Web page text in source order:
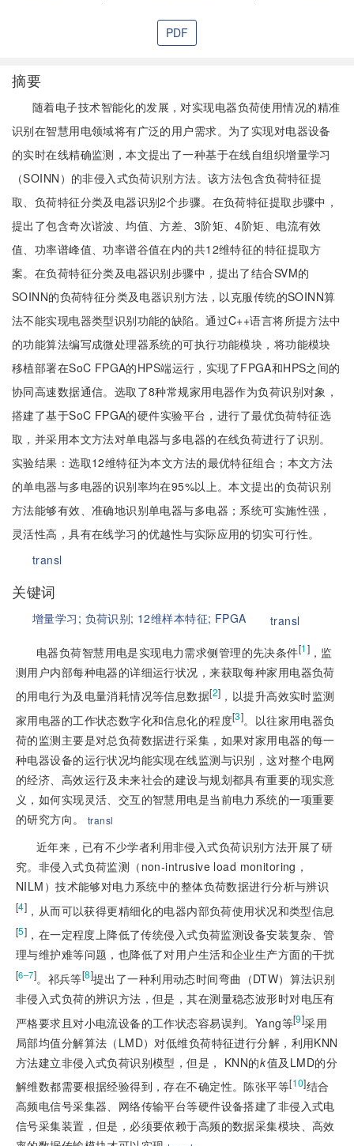
PDF
摘要
随着电子技术智能化的发展，对实现电器负荷使用情况的精准
识别在智慧用电领域将有广泛的用户需求。为了实现对电器设备
的实时在线精确监测，本文提出了一种基于在线自组织增量学习
（SOINN）的非侵入式负荷识别方法。该方法包含负荷特征提
取、负荷特征分类及电器识别2个步骤。在负荷特征提取步骤中，
提出了包含奇次谐波、均值、方差、3阶矩、4阶矩、电流有效
值、功率谱峰值、功率谱谷值在内的共12维特征的特征提取方
案。在负荷特征分类及电器识别步骤中，提出了结合SVM的
SOINN的负荷特征分类及电器识别方法，以克服传统的SOINN算
法不能实现电器类型识别功能的缺陷。通过C++语言将所提方法中
的功能算法编写成微处理器系统的可执行功能模块，将功能模块
移植部署在SoC FPGA的HPS端运行，实现了FPGA和HPS之间的
协同高速数据通信。选取了8种常规家用电器作为负荷识别对象，
搭建了基于SoC FPGA的硬件实验平台，进行了最优负荷特征选
取，并采用本文方法对单电器与多电器的在线负荷进行了识别。
实验结果：选取12维特征为本文方法的最优特征组合；本文方法
的单电器与多电器的识别率均在95%以上。本文提出的负荷识别
方法能够有效、准确地识别单电器与多电器；系统可实施性强，
灵活性高，具有在线学习的优越性与实际应用的切实可行性。
transl
关键词
增量学习; 负荷识别; 12维样本特征; FPGA
transl
电器负荷智慧用电是实现电力需求侧管理的先决条件[1]，监
测用户内部每种电器的详细运行状况，来获取每种家用电器负荷
的用电行为及电量消耗情况等信息数据[2] ，以提升高效实时监测
家用电器的工作状态数字化和信息化的程度[3]。以往家用电器负
荷的监测主要是对总负荷数据进行采集，如果对家用电器的每一
种电器设备的运行状况均能实现在线监测与识别，这对整个电网
的经济、高效运行及未来社会的建设与规划都具有重要的现实意
义，如何实现灵活、交互的智慧用电是当前电力系统的一项重要
的研究方向。
transl
近年来，已有不少学者利用非侵入式负荷识别方法开展了研
究。非侵入式负荷监测（non-intrusive load monitoring，
NILM）技术能够对电力系统中的整体负荷数据进行分析与辨识
[4] ，从而可以获得更精细化的电器内部负荷使用状况和类型信息
[5] ，在一定程度上降低了传统侵入式负荷监测设备安装复杂、管
理与维护难等问题，也降低了对用户生活和企业生产方面的干扰
[6–7]。祁兵等[8]提出了一种利用动态时间弯曲（DTW）算法识别
非侵入式负荷的辨识方法，但是，其在测量稳态波形时对电压有
严格要求且对小电流设备的工作状态容易误判。Yang等[9]采用
局部均值分解算法（LMD）对低维负荷特征进行分解，利用KNN
方法建立非侵入式负荷识别模型，但是， KNN的k值及LMD的分
解维数都需要根据经验得到，存在不确定性。陈张平等[10]结合
高频电信号采集器、网络传输平台等硬件设备搭建了非侵入式电
信号采集装置，但是，必须要依赖于高频的数据采集模块、高效